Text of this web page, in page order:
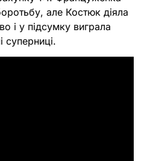
але Костюк діяла
і у підсумку виграла
суперниці.